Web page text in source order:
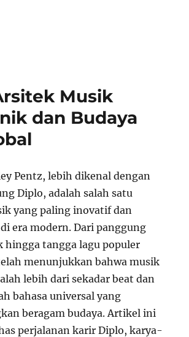
Musik
dan Budaya
Pentz, lebih dikenal dengan
Diplo, adalah salah satu
yang paling inovatif dan
era modern. Dari panggung
hingga tangga lagu populer
menunjukkan bahwa musik
lebih dari sekadar beat dan
bahasa universal yang
beragam budaya. Artikel ini
perjalanan karir Diplo, karya-